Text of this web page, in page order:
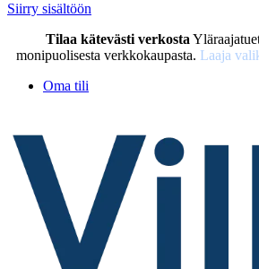
Siirry sisältöön
Tilaa kätevästi verkosta
monipuolisesta verkkokaupasta. Laaja
Oma tili